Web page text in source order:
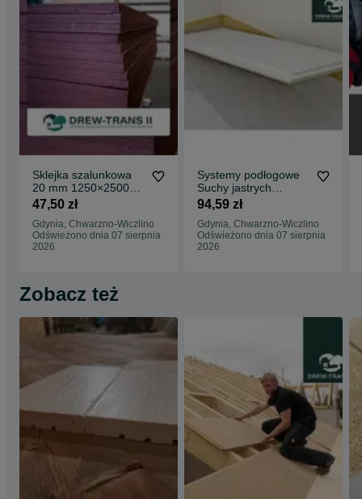
Sklejka szalunkowa
20 mm 1250×2500
topolowa chińska.
Płyta szalunkowa
47,50 zł
Gdynia, Chwarzno-Wiczlino
Odświeżono dnia 07 sierpnia
2026
Systemy podłogowe
Suchy jastrych
Fermacell, płyty
frezowane
ogrzewanie
94,59 zł
Gdynia, Chwarzno-Wiczlino
Odświeżono dnia 07 sierpnia
2026
Zobacz też